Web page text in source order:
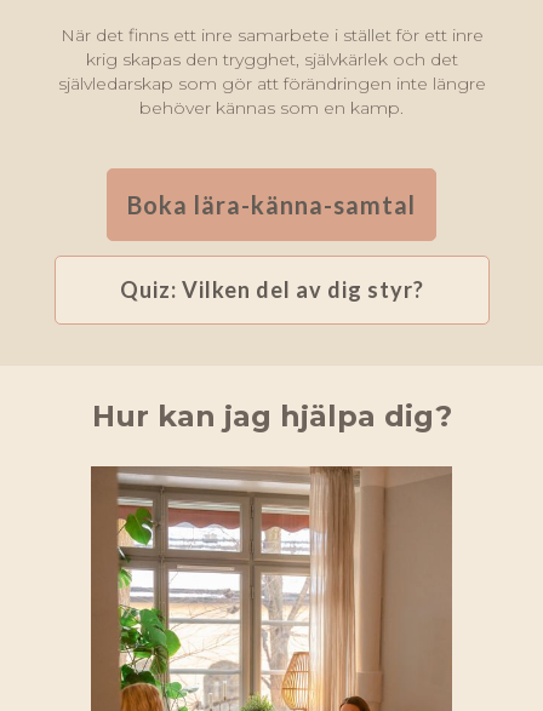
När det finns ett inre samarbete i stället för ett inre
krig skapas den trygghet, självkärlek och det
självledarskap som gör att förändringen inte längre
behöver kännas som en kamp.
Boka lära-känna-samtal
Quiz: Vilken del av dig styr?
Hur kan jag hjälpa dig?